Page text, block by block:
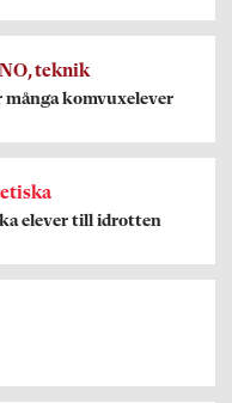
teknik
komvuxelever
elever till idrotten